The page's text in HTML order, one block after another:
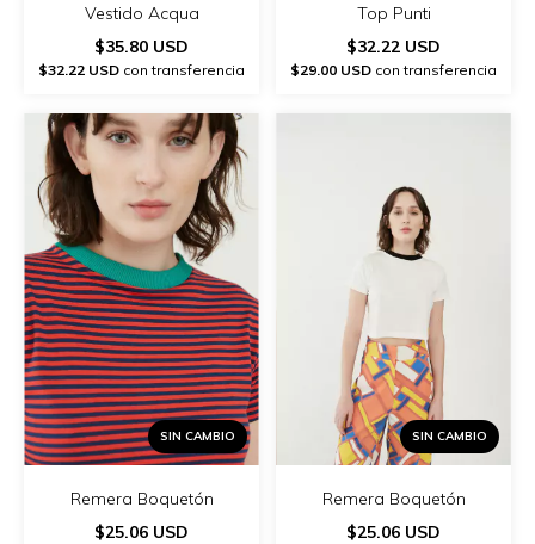
Vestido Acqua
$35.80 USD
$32.22 USD con transferencia
Top Punti
$32.22 USD
$29.00 USD con transferencia
SIN CAMBIO
Remera Boquetón
$25.06 USD
SIN CAMBIO
Remera Boquetón
$25.06 USD